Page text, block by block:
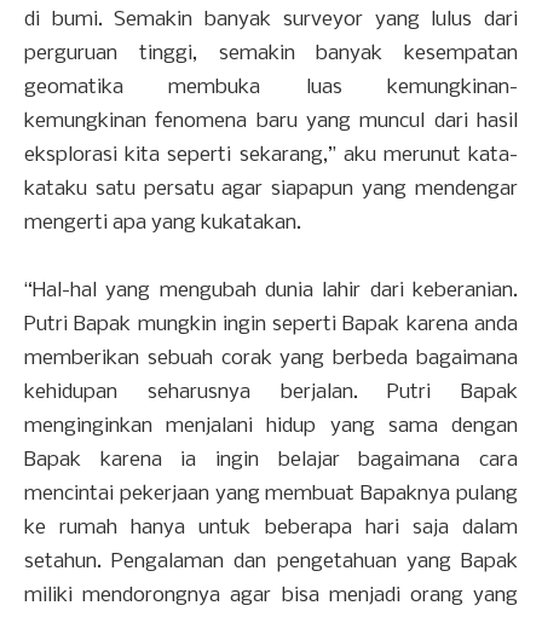
di bumi. Semakin banyak surveyor yang lulus dari
perguruan tinggi, semakin banyak kesempatan
geomatika membuka luas kemungkinan-
kemungkinan fenomena baru yang muncul dari hasil
eksplorasi kita seperti sekarang,” aku merunut kata-
kataku satu persatu agar siapapun yang mendengar
mengerti apa yang kukatakan.
“Hal-hal yang mengubah dunia lahir dari keberanian.
Putri Bapak mungkin ingin seperti Bapak karena anda
memberikan sebuah corak yang berbeda bagaimana
kehidupan seharusnya berjalan. Putri Bapak
menginginkan menjalani hidup yang sama dengan
Bapak karena ia ingin belajar bagaimana cara
mencintai pekerjaan yang membuat Bapaknya pulang
ke rumah hanya untuk beberapa hari saja dalam
setahun. Pengalaman dan pengetahuan yang Bapak
miliki mendorongnya agar bisa menjadi orang yang